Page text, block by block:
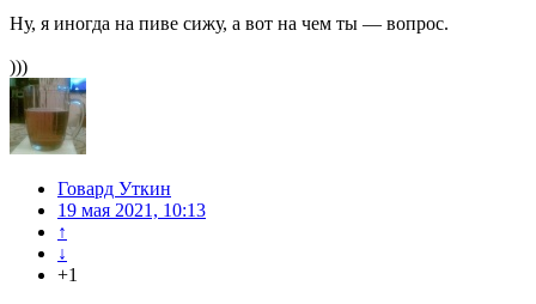
Ну, я иногда на пиве сижу, а вот на чем ты — вопрос.
)))
Говард Уткин
19 мая 2021, 10:13
↑
↓
+1